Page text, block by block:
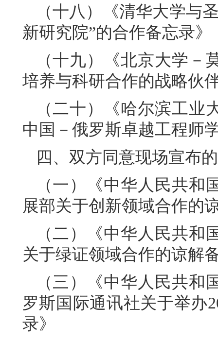
（十八）《清华大学与
新研究院”的合作备忘录》
（十九）《北京大学
培养与科研合作的战略伙
（二十）《哈尔滨工
中国－俄罗斯卓越工程师
四、双方同意现场宣布
（一）《中华人民共
展部关于创新领域合作的
（二）《中华人民共
关于绿证领域合作的谅解
（三）《中华人民共
罗斯国际通讯社关于举办
录》